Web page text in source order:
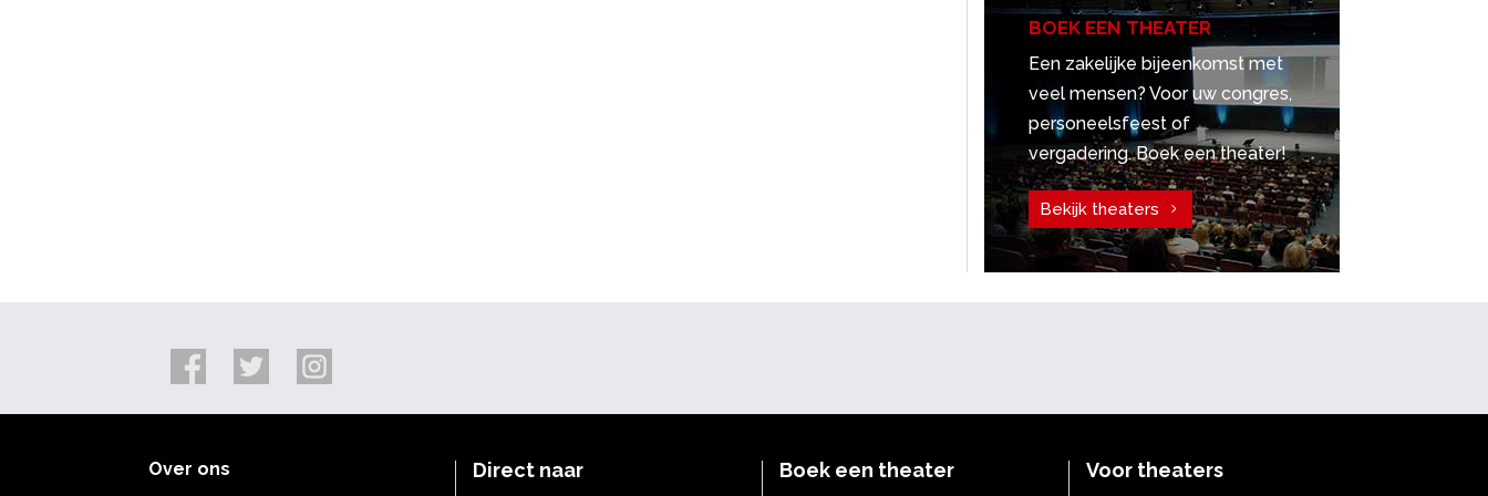
BOEK EEN THEATER
Een zakelijke bijeenkomst met
veel mensen? Voor uw congres,
personeelsfeest of
vergadering. Boek een theater!
Bekijk theaters
Over ons Direct naar Boek een theater Voor theaters